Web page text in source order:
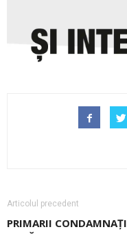
Articolul precedent
PRIMARII CONDAMNAŢI